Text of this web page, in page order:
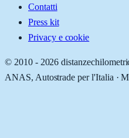
Contatti
Press kit
Privacy e cookie
© 2010 - 2026
ANAS, Autostrade per l'Italia ·